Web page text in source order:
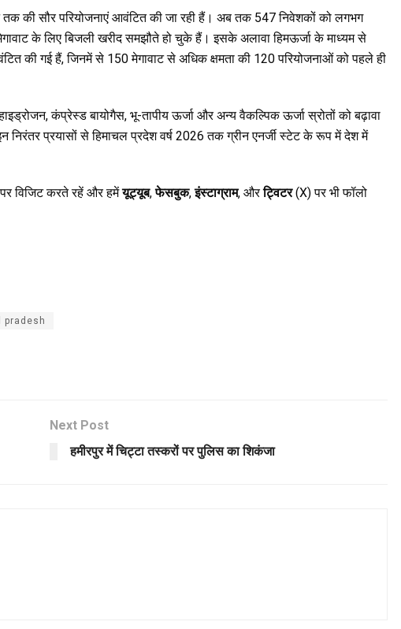
की सौर परियोजनाएं आवंटित की जा रही हैं। अब तक 547 निवेशकों को लगभग
के लिए बिजली खरीद समझौते हो चुके हैं। इसके अलावा हिमऊर्जा के माध्यम से
की गई हैं, जिनमें से 150 मेगावाट से अधिक क्षमता की 120 परियोजनाओं को पहले ही
कंप्रेस्ड बायोगैस, भू-तापीय ऊर्जा और अन्य वैकल्पिक ऊर्जा स्रोतों को बढ़ावा
निरंतर प्रयासों से हिमाचल प्रदेश वर्ष 2026 तक ग्रीन एनर्जी स्टेट के रूप में देश में
पर विजिट करते रहें और हमेंयूट्यूब,फेसबुक,इंस्टाग्राम, औरट्विटर(X) पर भी फॉलो
pradesh
Next Post
हमीरपुर में चिट्टा तस्करों पर पुलिस का शिकंजा